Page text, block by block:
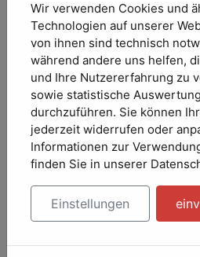
Wir verwenden Cookies und
Technologien auf unserer
von ihnen sind technisch
während andere uns helfen,
und Ihre Nutzererfahrung zu
sowie statistische
durchzuführen. Sie können
jederzeit widerrufen oder
Informationen zur
finden Sie in unserer
Einstellungen
Hugo 3
(Honigd
ieb)
Hugo 4
(Honigd
ieb)
Hugo 5
(Honigd
ieb)
Version
2.4
(evelyn)